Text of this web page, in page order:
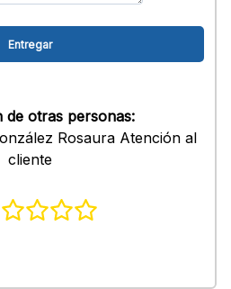
de otras personas:
Rosaura Atención al
cliente